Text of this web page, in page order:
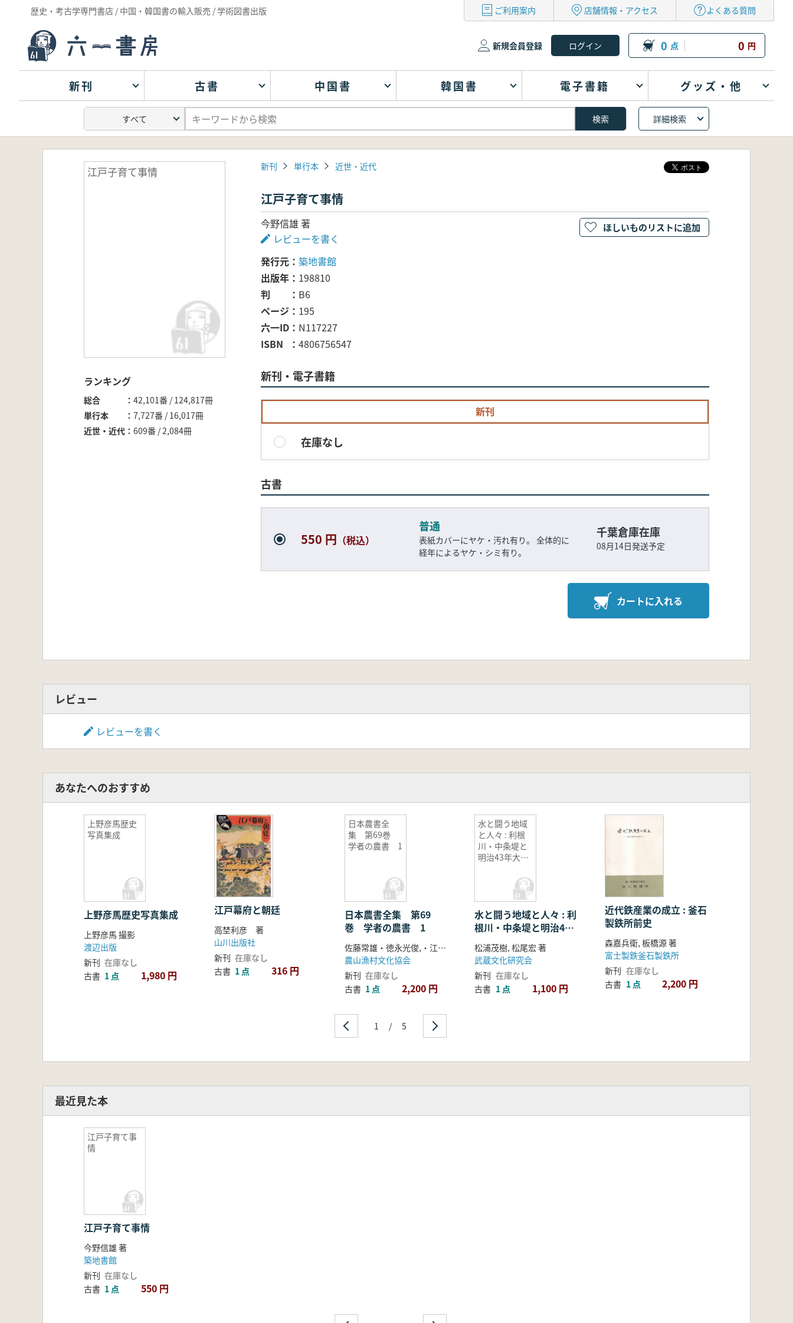
歴史・考古学専門書店 / 中国・韓国書の輸入販売 / 学術図書出版 ご利用案内 店舗情報・アクセス よくある質問
新規会員登録 0 点 0 円
新刊 古書 中国書 韓国書 電子書籍 グッズ・他
詳細検索
江戸子育て事情
ランキング
総合
42,101番 / 124,817冊
単行本
7,727番 / 16,017冊
近世・近代
609番 / 2,084冊
新刊 単行本 近世・近代
江戸子育て事情
今野信雄 著
レビューを書く
発行元
築地書館
出版年
198810
判
B6
ページ
195
六一ID
N117227
ISBN
4806756547
新刊・電子書籍
新刊
在庫なし
古書
550 円 （税込）
普通
表紙カバーにヤケ・汚れ有り。 全体的に
経年によるヤケ・シミ有り。
千葉倉庫在庫
08月14日発送予定
カートに入れる
ほしいものリストに追加
レビュー
レビューを書く
あなたへのおすすめ
上野彦馬歴史
写真集成
上野彦馬歴史写真集成
上野彦馬 撮影
渡辺出版
新刊 在庫なし
古書 1 点 1,980 円
江戸幕府と朝廷
高埜利彦 著
山川出版社
新刊 在庫なし
古書 1 点 316 円
日本農書全
集 第69巻
学者の農書 1
日本農書全集 第69
巻 学者の農書 1
佐藤常雄・徳永光俊,・江藤彰彦 編
農山漁村文化協会
新刊 在庫なし
古書 1 点 2,200 円
水と闘う地域
と人々 : 利根
川・中条堤と
明治43年大水
水と闘う地域と人々 : 利
根川・中条堤と明治43
年大水害
松浦茂樹, 松尾宏 著
武蔵文化研究会
新刊 在庫なし
古書 1 点 1,100 円
近代鉄産業の成立 : 釜石
製鉄所前史
森嘉兵衛, 板橋源 著
富士製鉄釜石製鉄所
新刊 在庫なし
古書 1 点 2,200 円
1 / 5
最近見た本
江戸子育て事
情
江戸子育て事情
今野信雄 著
築地書館
新刊 在庫なし
古書 1 点 550 円